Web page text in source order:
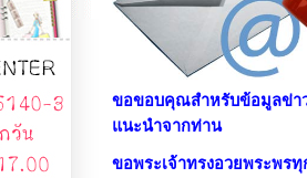
ขอขอบคุณสำหรับข้อมูลข่า
แนะนำจากท่าน
ขอพระเจ้าทรงอวยพระพร